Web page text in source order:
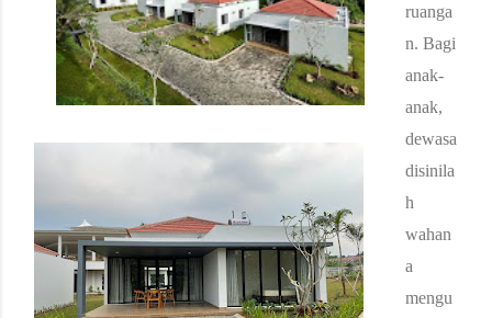
ruanga
n. Bagi
anak-
anak,
dewasa
disinila
h
wahan
a
mengu